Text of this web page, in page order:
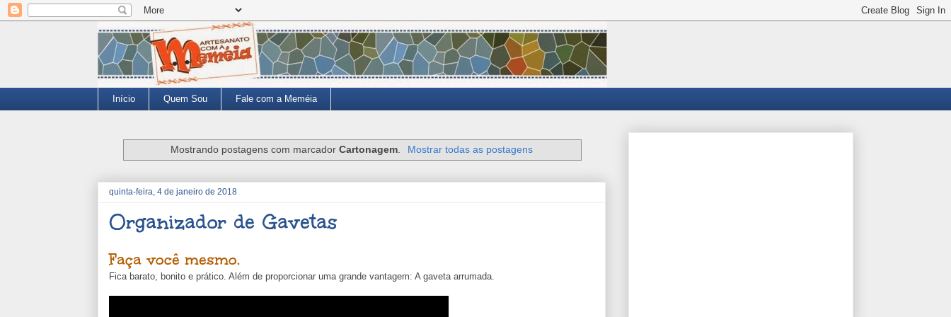
Início Quem Sou Fale com a Meméia
Mostrando postagens com marcadorCartonagem Mostrar todas as postagens
quinta-feira, 4 de janeiro de 2018
Organizador de Gavetas
Faça você mesmo.
Fica barato, bonito e prático. Além de proporcionar uma grande vantagem: A gaveta arrumada.